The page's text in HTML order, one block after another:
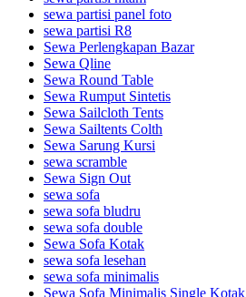
sewa partisi panel foto
sewa partisi R8
Sewa Perlengkapan Bazar
Sewa Qline
Sewa Round Table
Sewa Rumput Sintetis
Sewa Sailcloth Tents
Sewa Sailtents Colth
Sewa Sarung Kursi
sewa scramble
Sewa Sign Out
sewa sofa
sewa sofa bludru
sewa sofa double
Sewa Sofa Kotak
sewa sofa lesehan
sewa sofa minimalis
Sewa Sofa Minimalis Single Kotak